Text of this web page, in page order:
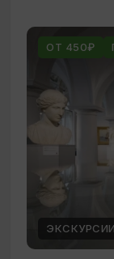
ОТ 450₽